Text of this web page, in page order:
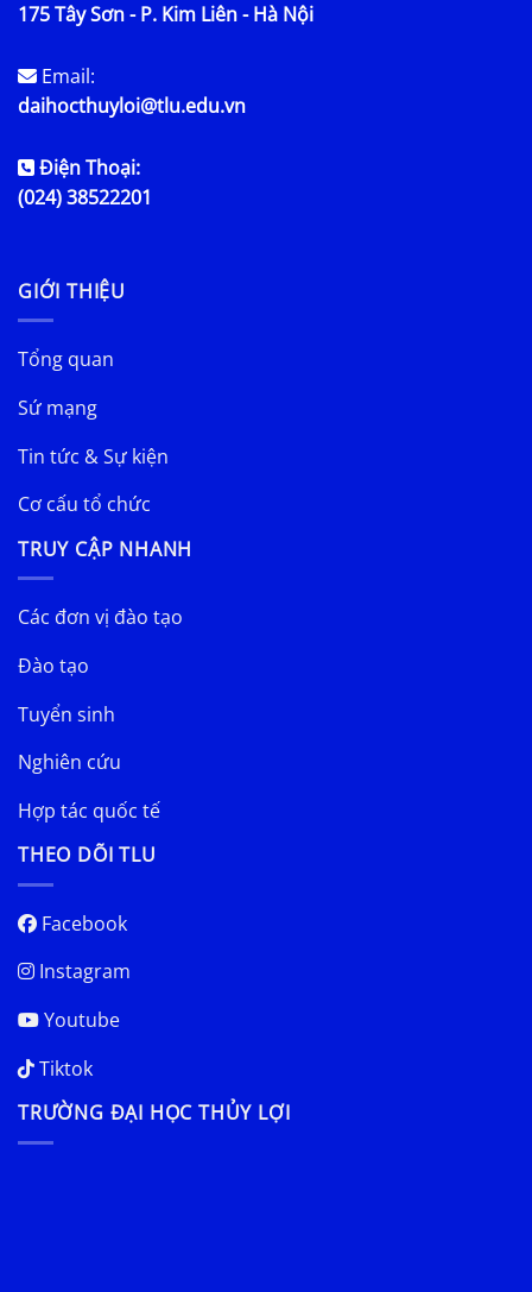
175 Tây Sơn - P. Kim Liên - Hà Nội
Email:
daihocthuyloi@tlu.edu.vn
Điện Thoại:
(024) 38522201
GIỚI THIỆU
Tổng quan
Sứ mạng
Tin tức & Sự kiện
Cơ cấu tổ chức
TRUY CẬP NHANH
Các đơn vị đào tạo
Đào tạo
Tuyển sinh
Nghiên cứu
Hợp tác quốc tế
THEO DÕI TLU
Facebook
Instagram
Youtube
Tiktok
TRƯỜNG ĐẠI HỌC THỦY LỢI